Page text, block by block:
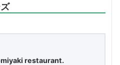
restaurant.